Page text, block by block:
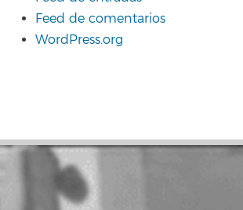
Feed de comentarios
WordPress.org